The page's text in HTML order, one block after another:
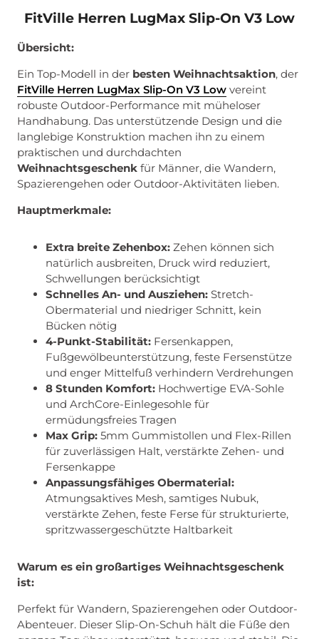
FitVille Herren LugMax Slip-On V3 Low
Übersicht:
Ein Top-Modell in der besten Weihnachtsaktion, der
FitVille Herren LugMax Slip-On V3 Low vereint
robuste Outdoor-Performance mit müheloser
Handhabung. Das unterstützende Design und die
langlebige Konstruktion machen ihn zu einem
praktischen und durchdachten
Weihnachtsgeschenk für Männer, die Wandern,
Spazierengehen oder Outdoor-Aktivitäten lieben.
Hauptmerkmale:
Extra breite Zehenbox: Zehen können sich
natürlich ausbreiten, Druck wird reduziert,
Schwellungen berücksichtigt
Schnelles An- und Ausziehen: Stretch-
Obermaterial und niedriger Schnitt, kein
Bücken nötig
4-Punkt-Stabilität: Fersenkappen,
Fußgewölbeunterstützung, feste Fersenstütze
und enger Mittelfuß verhindern Verdrehungen
8 Stunden Komfort: Hochwertige EVA-Sohle
und ArchCore-Einlegesohle für
ermüdungsfreies Tragen
Max Grip: 5mm Gummistollen und Flex-Rillen
für zuverlässigen Halt, verstärkte Zehen- und
Fersenkappe
Anpassungsfähiges Obermaterial:
Atmungsaktives Mesh, samtiges Nubuk,
verstärkte Zehen, feste Ferse für strukturierte,
spritzwassergeschützte Haltbarkeit
Warum es ein großartiges Weihnachtsgeschenk
ist:
Perfekt für Wandern, Spazierengehen oder Outdoor-
Abenteuer. Dieser Slip-On-Schuh hält die Füße den